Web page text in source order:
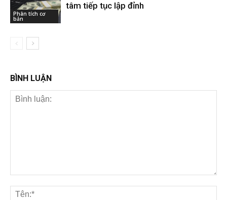
Phân tích cơ
bản
tâm tiếp tục lập đỉnh
BÌNH LUẬN